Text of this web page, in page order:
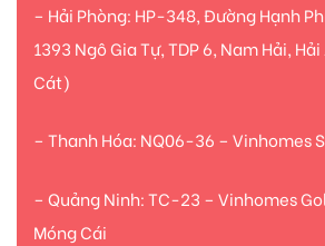
– Hải Phòng: HP-348, Đường Hạnh
1393 Ngô Gia Tự, TDP 6, Nam Hải,
Cát)
– Thanh Hóa: NQ06-36 – Vinhomes
– Quảng Ninh: TC-23 – Vinhomes
Móng Cái